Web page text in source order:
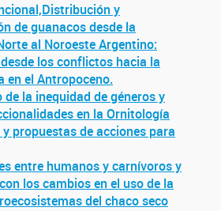
y
de guanacos desde la
al Noroeste Argentino:
los conflictos hacia la
en el Antropoceno.
la inequidad de géneros y
en la Ornitología
propuestas de acciones para
entre humanos y carnívoros y
los cambios en el uso de la
del chaco seco